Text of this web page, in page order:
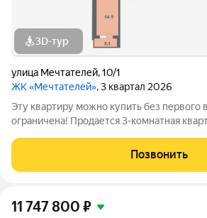
3D-тур
улица Мечтателей,10/1
ЖК «Мечтателей», 3 квартал 2026
Эту квартиру можно купить без первого
ограничена! Продается 3-комнатная
76.3 кв.м.Дом из красного
ипотечные программы с господдержкой.
Позвонить
11 747 800 ₽